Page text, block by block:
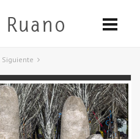
Siguiente